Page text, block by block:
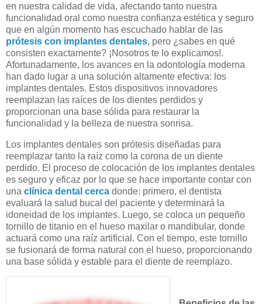
en nuestra calidad de vida, afectando tanto nuestra
funcionalidad oral como nuestra confianza estética y seguro
que en algún momento has escuchado hablar de las
prótesis con implantes dentales, pero ¿sabes en qué
consisten exactamente? ¡Nosotros te lo explicamos!.
Afortunadamente, los avances en la odontología moderna
han dado lugar a una solución altamente efectiva: los
implantes dentales. Estos dispositivos innovadores
reemplazan las raíces de los dientes perdidos y
proporcionan una base sólida para restaurar la
funcionalidad y la belleza de nuestra sonrisa.
Los implantes dentales son prótesis diseñadas para
reemplazar tanto la raíz como la corona de un diente
perdido. El proceso de colocación de los implantes dentales
es seguro y eficaz por lo que se hace importante contar con
una clínica dental cerca donde: primero, el dentista
evaluará la salud bucal del paciente y determinará la
idoneidad de los implantes. Luego, se coloca un pequeño
tornillo de titanio en el hueso maxilar o mandibular, donde
actuará como una raíz artificial. Con el tiempo, este tornillo
se fusionará de forma natural con el hueso, proporcionando
una base sólida y estable para el diente de reemplazo.